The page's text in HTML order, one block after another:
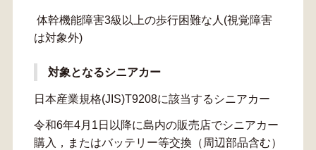
体幹機能障害3級以上の歩行困難な人(視覚障害
は対象外)
対象となるシニアカー
日本産業規格(JIS)T9208に該当するシニアカー
令和6年4月1日以降に島内の販売店でシニアカー
購入，またはバッテリー等交換（周辺部品含む）